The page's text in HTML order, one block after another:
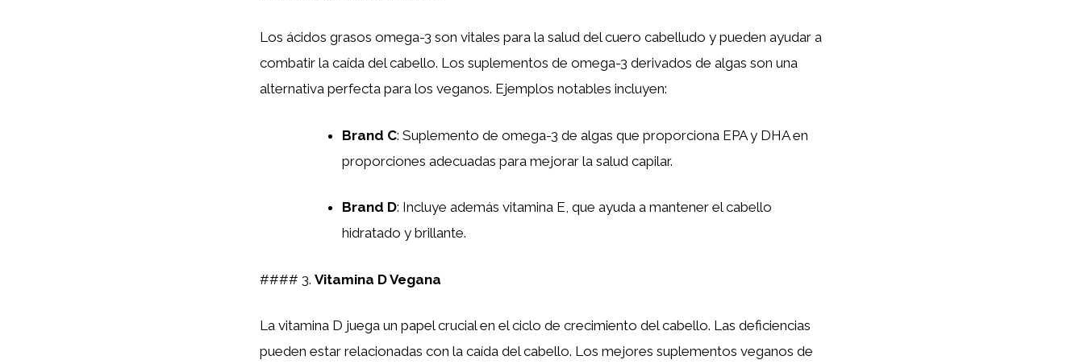
Los ácidos grasos omega-3 son vitales para la salud del cuero cabelludo y pueden ayudar a
combatir la caída del cabello. Los suplementos de omega-3 derivados de algas son una
alternativa perfecta para los veganos. Ejemplos notables incluyen:
Brand C: Suplemento de omega-3 de algas que proporciona EPA y DHA en
proporciones adecuadas para mejorar la salud capilar.
Brand D: Incluye además vitamina E, que ayuda a mantener el cabello
hidratado y brillante.
#### 3. Vitamina D Vegana
La vitamina D juega un papel crucial en el ciclo de crecimiento del cabello. Las deficiencias
pueden estar relacionadas con la caída del cabello. Los mejores suplementos veganos de